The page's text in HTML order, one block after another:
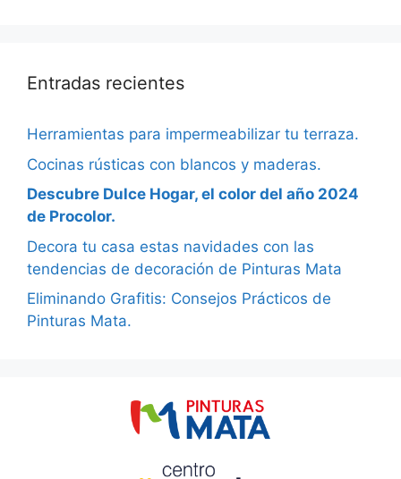
Entradas recientes
Herramientas para impermeabilizar tu terraza.
Cocinas rústicas con blancos y maderas.
Descubre Dulce Hogar, el color del año 2024
de Procolor.
Decora tu casa estas navidades con las
tendencias de decoración de Pinturas Mata
Eliminando Grafitis: Consejos Prácticos de
Pinturas Mata.